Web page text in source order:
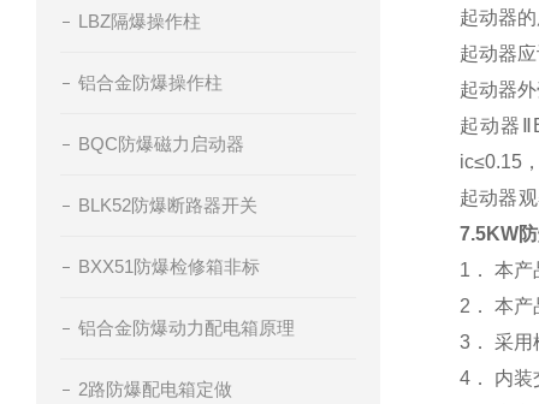
LBZ隔爆操作柱
铝合金防爆操作柱
BQC防爆磁力启动器
BLK52防爆断路器开关
BXX51防爆检修箱非标
铝合金防爆动力配电箱原理
2路防爆配电箱定做
起动器
起动器
起动器
起动器
ic≤0.15
起动器
7.5KW
1． 本
2． 本
3． 采用
4． 内装